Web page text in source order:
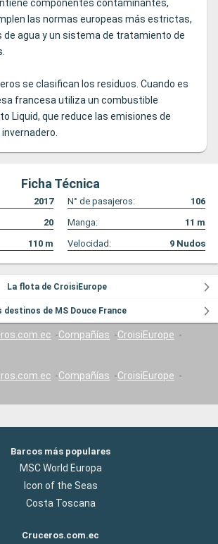
componentes contaminantes,
las normas europeas más estrictas,
de agua y un sistema de tratamiento de
se clasifican los residuos. Cuando es
francesa utiliza un combustible
Liquid, que reduce las emisiones de
Ficha Técnica
2017 N° de pasajeros:
106
20 Manga: 11 m
110 m Velocidad: 9 Nudos
La flota de CroisiEurope
destinos de MS Douce France
Compañías
CroisiEurope
Compañías
CroisiEurope
Barcos más populares
MSC World Europa
Icon of the Seas
Costa Toscana
Cruceros.com.ec